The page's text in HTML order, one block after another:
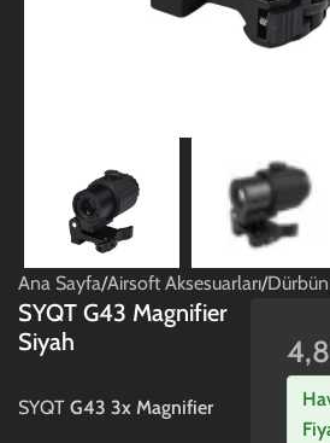
Ana Sayfa/Airsoft Aksesuarları/
SYQT G43 Magnifier
Siyah
SYQT G43 3x Magnifier